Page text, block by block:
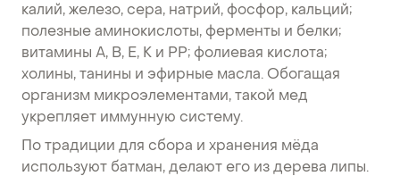
калий, железо, сера, натрий, фосфор, кальций;
полезные аминокислоты, ферменты и белки;
витамины А, В, Е, К и РР; фолиевая кислота;
холины, танины и эфирные масла. Обогащая
организм микроэлементами, такой мед
укрепляет иммунную систему.
По традиции для сбора и хранения мёда
используют батман, делают его из дерева липы.